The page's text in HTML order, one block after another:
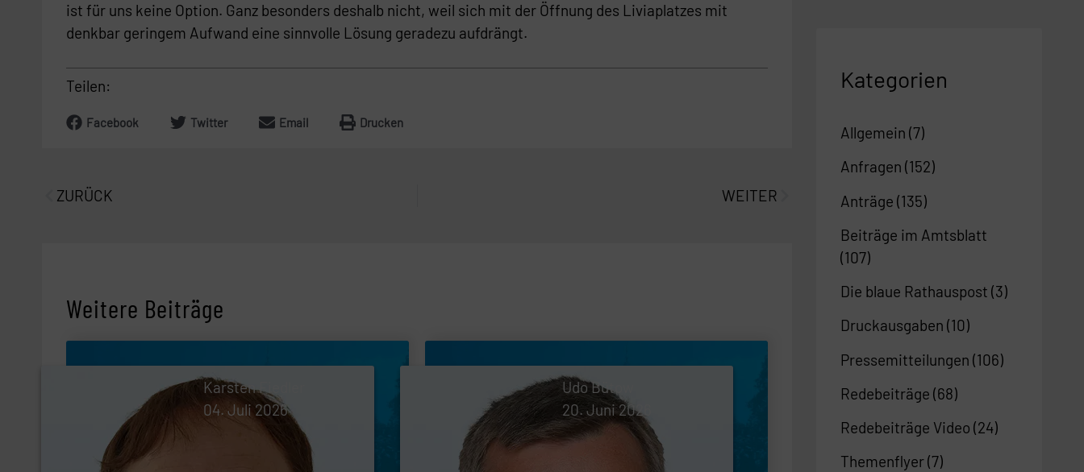
ist für uns keine Option. Ganz besonders deshalb nicht, weil sich mit der Öffnung des Liviaplatzes mit
denkbar geringem Aufwand eine sinnvolle Lösung geradezu aufdrängt.
Teilen:
Facebook Twitter Email Drucken
ZURÜCK WEITER
Weitere Beiträge
Karsten Fiedler
04. Juli 2026
Udo Bütow
20. Juni 2026
Kategorien
Allgemein (7)
Anfragen (152)
Anträge (135)
Beiträge im Amtsblatt
(107)
Die blaue Rathauspost (3)
Druckausgaben (10)
Pressemitteilungen (106)
Redebeiträge (68)
Redebeiträge Video (24)
Themenflyer(7)